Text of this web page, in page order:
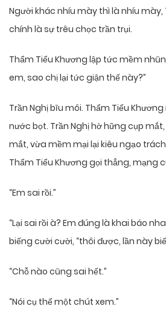
Người khác nhíu mày thì là nhíu mày,
chính là sự trêu chọc trần trụi.
Thẩm Tiểu Khương lập tức mềm
em, sao chị lại tức giận thế này?”
Trần Nghị bĩu môi. Thẩm Tiểu
nước bọt. Trần Nghị hờ hững cụp
mắt, vừa mềm mại lại kiêu ngạo
Thẩm Tiểu Khương gọi thẳng, mạng
“Em sai rồi.”
“Lại sai rồi à? Em đúng là khai báo
biếng cười cười, “thôi được, lần này
“Chỗ nào cũng sai hết.”
“Nói cụ thể một chút xem.”